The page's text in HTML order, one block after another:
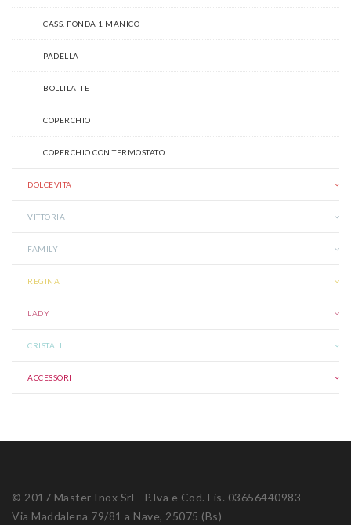
CASS. FONDA 1 MANICO
PADELLA
BOLLILATTE
COPERCHIO
COPERCHIO CON TERMOSTATO
DOLCEVITA
VITTORIA
FAMILY
REGINA
LADY
CRISTALL
ACCESSORI
© 2017 Master Inox Srl - P.Iva e Cod. Fis. 03656440983
Via Maddalena 79/81 a Nave, 25075 (Bs)